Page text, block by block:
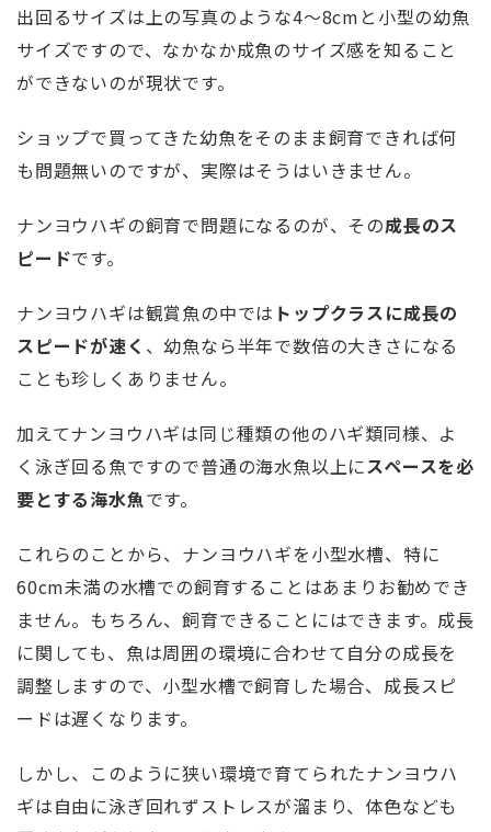
出回るサイズは上の写真のような4～8cmと小型の幼魚
サイズですので、なかなか成魚のサイズ感を知ること
ができないのが現状です。
ショップで買ってきた幼魚をそのまま飼育できれば何
も問題無いのですが、実際はそうはいきません。
ナンヨウハギの飼育で問題になるのが、その成長のス
ピードです。
ナンヨウハギは観賞魚の中では トップクラスに成長の
スピードが速く 、幼魚なら半年で数倍の大きさになる
ことも珍しくありません。
加えてナンヨウハギは同じ種類の他のハギ類同様、よ
く泳ぎ回る魚ですので普通の海水魚以上にスペースを必
要とする海水魚です。
これらのことから、ナンヨウハギを小型水槽、特に
60cm未満の水槽での飼育することはあまりお勧めでき
ません。もちろん、飼育できることにはできます。成長
に関しても、魚は周囲の環境に合わせて自分の成長を
調整しますので、小型水槽で飼育した場合、成長スピ
ードは遅くなります。
しかし、このように狭い環境で育てられたナンヨウハ
ギは自由に泳ぎ回れずストレスが溜まり、体色なども